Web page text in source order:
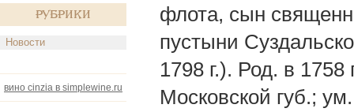
Рубрики
Новости
вино cinzia в simplewine.ru
флота, сын
пустыни
1798 г.). Род. в
Московской губ.;